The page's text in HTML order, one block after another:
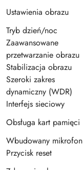
Ustawienia obrazu
Tryb dzień/noc
Zaawansowane
przetwarzanie obrazu
Stabilizacja obrazu
Szeroki zakres
dynamiczny (WDR)
Interfejs sieciowy
Obsługa kart pamięci
Wbudowany mikrofon
Przycisk reset